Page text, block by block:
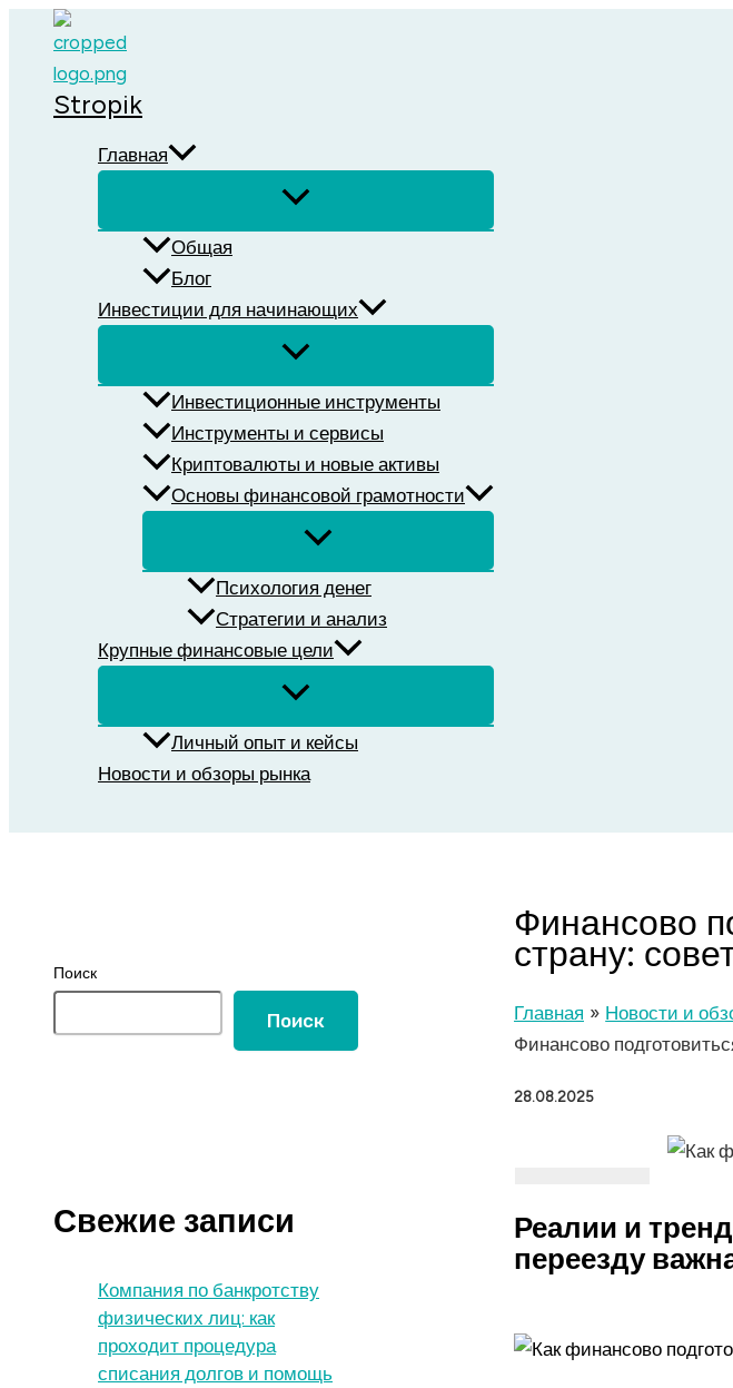
Перейти
содержимому
Stropik
Главная
Общая
Блог
Инвестиции для начинающих
Инвестиционные инструменты
Инструменты и сервисы
Криптовалюты и новые активы
Основы финансовой грамотности
Психология денег
Стратегии и анализ
Крупные финансовые цели
Личный опыт и кейсы
Новости и обзоры рынка
Поиск
Поиск
Свежие записи
Компания по банкротству
физических лиц: как
проходит процедура
списания долгов и помощь
Финансово
страну:
Главная
Новости и
Финансово
28.08.2025
Реалии и
переезду